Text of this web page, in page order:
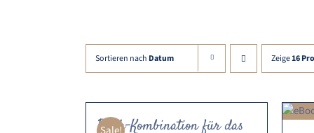
Sortieren nach Datum Zeige16
Buch-Kombination für das